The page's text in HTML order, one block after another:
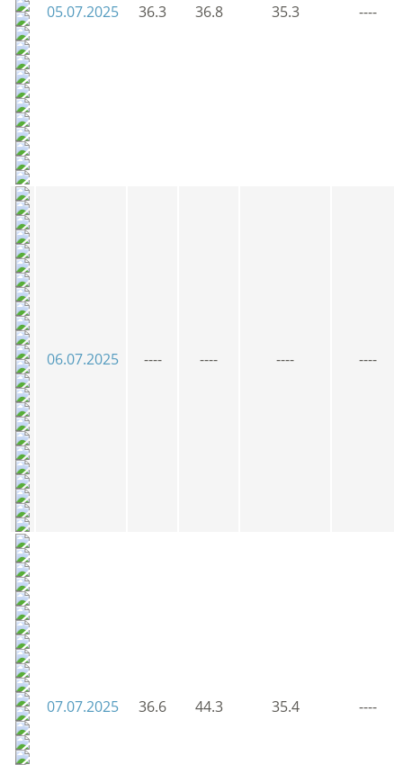
05.07.2025 36.3 36.8 35.3 ----
06.07.2025 ---- ---- ---- ----
07.07.2025 36.6 44.3 35.4 ----